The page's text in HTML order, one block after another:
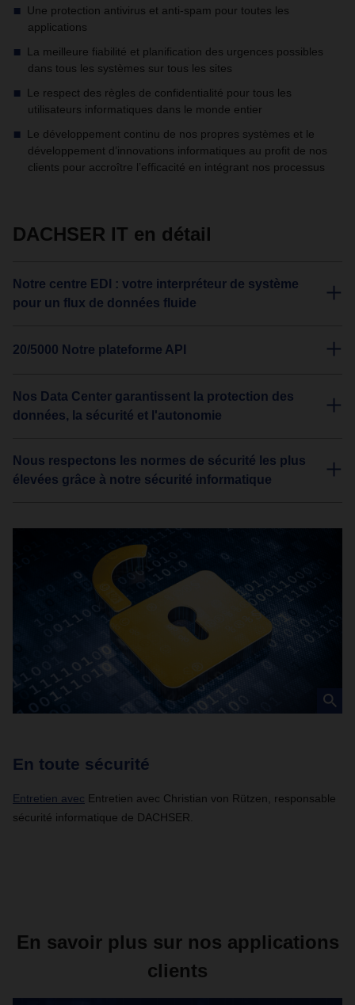
Une protection antivirus et anti-spam pour toutes les
applications
La meilleure fiabilité et planification des urgences possibles
dans tous les systèmes sur tous les sites
Le respect des règles de confidentialité pour tous les
utilisateurs informatiques dans le monde entier
Le développement continu de nos propres systèmes et le
développement d’innovations informatiques au profit de nos
clients pour accroître l’efficacité en intégrant nos processus
DACHSER IT en détail
Notre centre EDI : votre interpréteur de système
pour un flux de données fluide
20/5000 Notre plateforme API
Nos Data Center garantissent la protection des
données, la sécurité et l'autonomie
Nous respectons les normes de sécurité les plus
élevées grâce à notre sécurité informatique
En toute sécurité
Entretien avec Entretien avec Christian von Rützen, responsable
sécurité informatique de DACHSER.
En savoir plus sur nos applications
clients